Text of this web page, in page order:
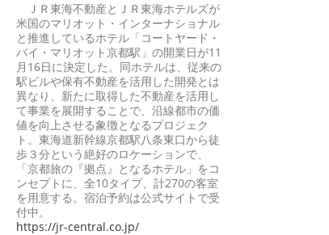
ＪＲ東海不動産とＪＲ東海ホテルズが
米国のマリオット・インターナショナル
と推進しているホテル「コートヤード・
バイ・マリオット京都駅」の開業日が11
月16日に決定した。同ホテルは、従来の
駅ビルや保有不動産を活用した開発とは
異なり、新たに取得した不動産を活用し
て事業を展開することで、沿線都市の価
値を向上させる象徴となるプロジェク
ト。東海道新幹線京都駅八条東口から徒
歩３分という絶好のロケーションで、
「京都旅の『拠点』となるホテル」をコ
ンセプトに、全10タイプ、計270の客室
を用意する。宿泊予約は公式サイトで受
付中。
https://jr-central.co.jp/